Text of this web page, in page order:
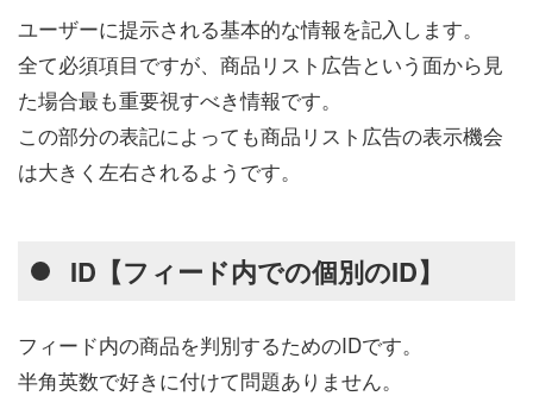
ユーザーに提示される基本的な情報を記入します。
全て必須項目ですが、商品リスト広告という面から見
た場合最も重要視すべき情報です。
この部分の表記によっても商品リスト広告の表示機会
は大きく左右されるようです。
ID【フィード内での個別のID】
フィード内の商品を判別するためのIDです。
半角英数で好きに付けて問題ありません。